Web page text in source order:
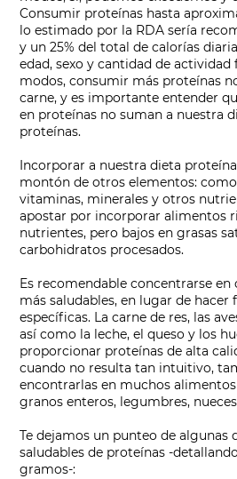
Consumir proteínas hasta
lo estimado por la RDA sería
y un 25% del total de calorías
edad, sexo y cantidad de actividad
modos, consumir más proteínas
carne, y es importante entender
en proteínas no suman a nuestra
proteínas.
Incorporar a nuestra dieta
montón de otros elementos:
vitaminas, minerales y otros
apostar por incorporar alimentos
nutrientes, pero bajos en grasas
carbohidratos procesados.
Es recomendable concentrarse
más saludables, en lugar de hacer
específicas. La carne de res, las
así como la leche, el queso y los
proporcionar proteínas de alta
cuando no resulta tan intuitivo,
encontrarlas en muchos
granos enteros, legumbres,
Te dejamos un punteo de algunas
saludables de proteínas -
gramos-: